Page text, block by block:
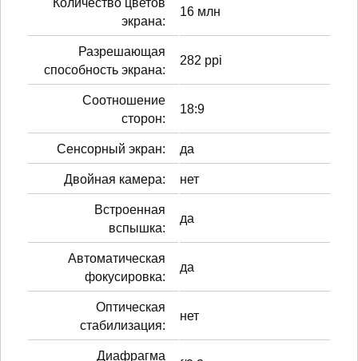
экрана:
16 млн
Разрешающая
способность экрана:
282 ppi
Соотношение
сторон:
18:9
Сенсорный экран: да
Двойная камера: нет
Встроенная
вспышка:
да
Автоматическая
фокусировка:
да
Оптическая
стабилизация:
нет
Диафрагма